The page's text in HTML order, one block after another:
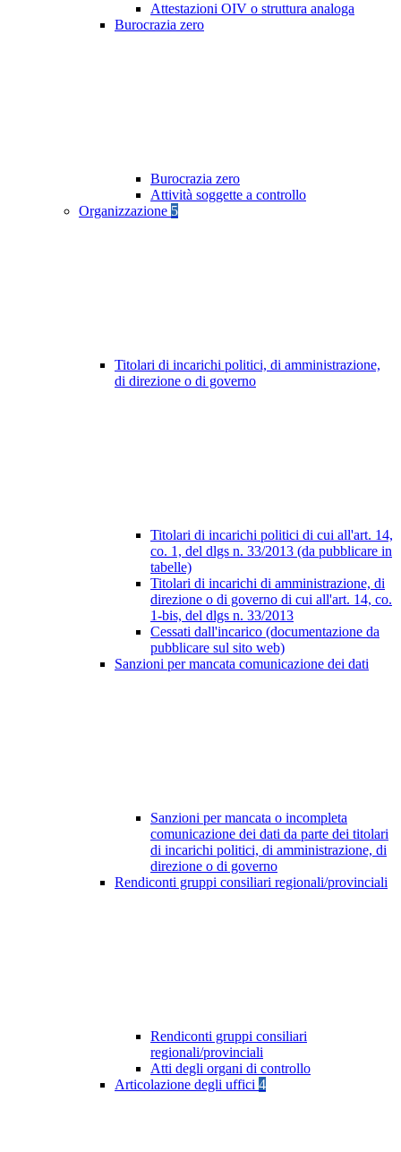
Attestazioni OIV o struttura analoga
Burocrazia zero
Burocrazia zero
Attività soggette a controllo
Organizzazione 5
Titolari di incarichi politici, di amministrazione,
di direzione o di governo
Titolari di incarichi politici di cui all'art. 14,
co. 1, del dlgs n. 33/2013 (da pubblicare in
tabelle)
Titolari di incarichi di amministrazione, di
direzione o di governo di cui all'art. 14, co.
1-bis, del dlgs n. 33/2013
Cessati dall'incarico (documentazione da
pubblicare sul sito web)
Sanzioni per mancata comunicazione dei dati
Sanzioni per mancata o incompleta
comunicazione dei dati da parte dei titolari
di incarichi politici, di amministrazione, di
direzione o di governo
Rendiconti gruppi consiliari regionali/provinciali
Rendiconti gruppi consiliari
regionali/provinciali
Atti degli organi di controllo
Articolazione degli uffici 4